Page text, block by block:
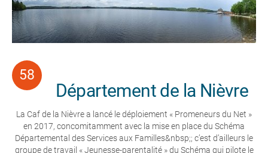
Département de la Nièvre
La Caf de la Nièvre a lancé le déploiement « Promeneurs du Net »
en 2017, concomitamment avec la mise en place du Schéma
Départemental des Services aux Familles&nbsp;; c’est d’ailleurs le
groupe de travail « Jeunesse-parentalité » du Schéma qui pilote le